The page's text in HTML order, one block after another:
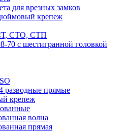
для врезных замков
крепеж
СТО, СТП
70 с шестигранной головкой
прямые
крепеж
волна
прямая